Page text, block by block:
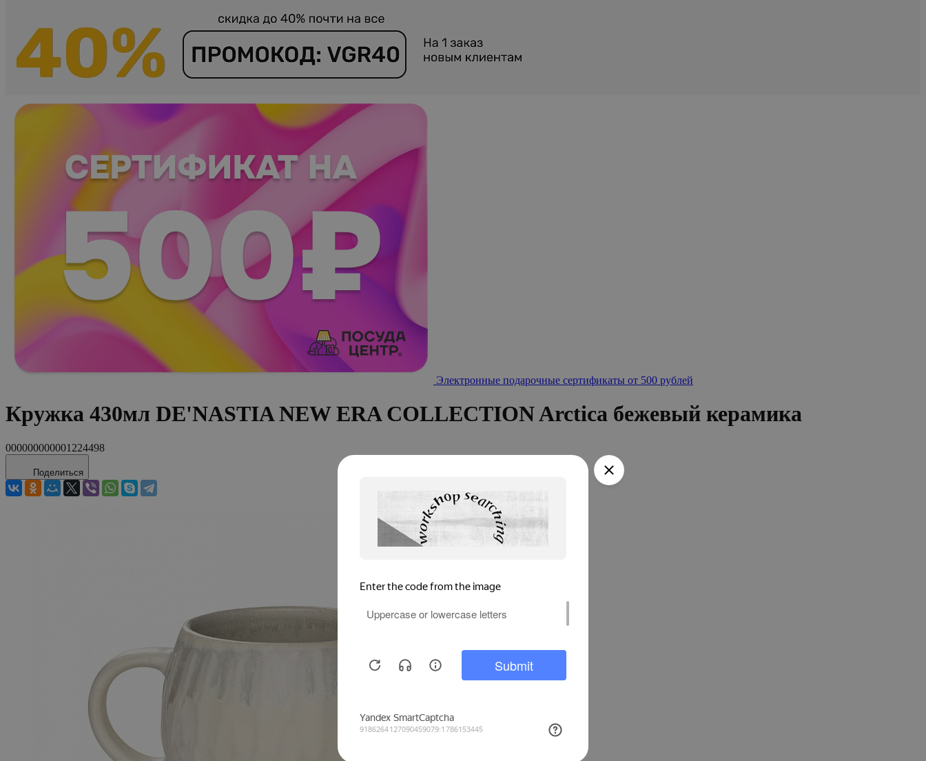
Электронные подарочные сертификаты от 500 рублей
Кружка 430мл DE'NASTIA NEW ERA COLLECTION Arctica бежевый керамика
000000000001224498
Поделиться